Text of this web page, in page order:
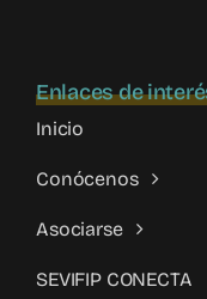
Enlaces de
Inicio
Conócenos
Asociarse
SEVIFIP CONECTA